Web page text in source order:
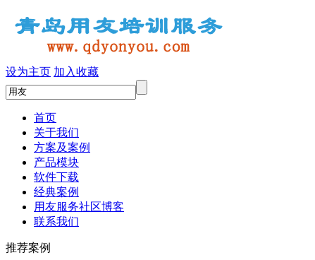
设为主页 加入收藏
首页
关于我们
方案及案例
产品模块
软件下载
经典案例
用友服务社区博客
联系我们
推荐案例